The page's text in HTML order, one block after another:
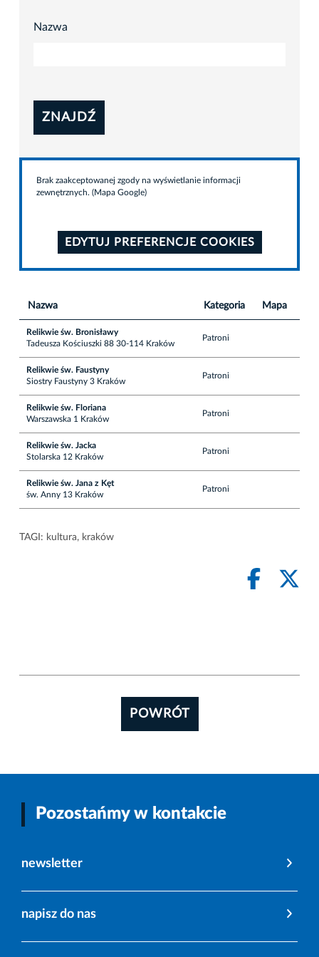
Nazwa
ZNAJDŹ
Brak zaakceptowanej zgody na wyświetlanie informacji
zewnętrznych. (Mapa Google)
EDYTUJ PREFERENCJE COOKIES
Nazwa Kategoria Mapa
Relikwie św. Bronisławy
Tadeusza Kościuszki 88 30-114 Kraków
Patroni
Relikwie św. Faustyny
Siostry Faustyny 3 Kraków
Patroni
Relikwie św. Floriana
Warszawska 1 Kraków
Patroni
Relikwie św. Jacka
Stolarska 12 Kraków
Patroni
Relikwie św. Jana z Kęt
św. Anny 13 Kraków
Patroni
TAGI: kultura, kraków
POWRÓT
Pozostańmy w kontakcie
newsletter
napisz do nas